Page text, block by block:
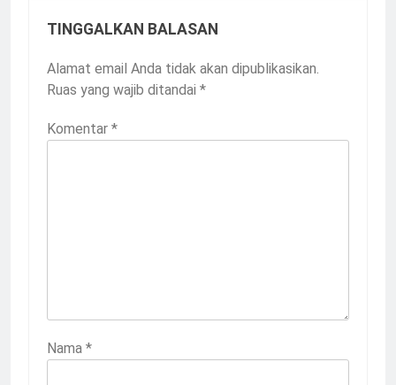
TINGGALKAN BALASAN
Alamat email Anda tidak akan dipublikasikan.
Ruas yang wajib ditandai *
Komentar *
Nama *